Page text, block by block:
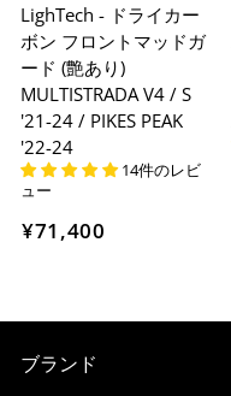
LighTech - ドライカー
ボン フロントマッドガ
ード (艶あり)
MULTISTRADA V4 / S
'21-24 / PIKES PEAK
'22-24
14件のレビ
ュー
¥71,400
ブランド